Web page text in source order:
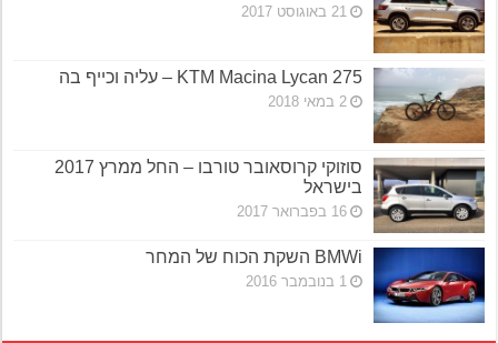
21 באוגוסט 2017
KTM Macina Lycan 275 – עליה וכייף בה
2 במאי 2018
סוזוקי קרוסאובר טורבו – החל ממרץ 2017
בישראל
16 בפברואר 2017
BMWi השקת הכוח של המחר
1 בנובמבר 2016